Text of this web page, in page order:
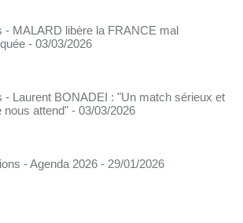
- MALARD libère la FRANCE mal
- 03/03/2026
- Laurent BONADEI : "Un match sérieux et
nous attend" - 03/03/2026
- Agenda 2026 - 29/01/2026